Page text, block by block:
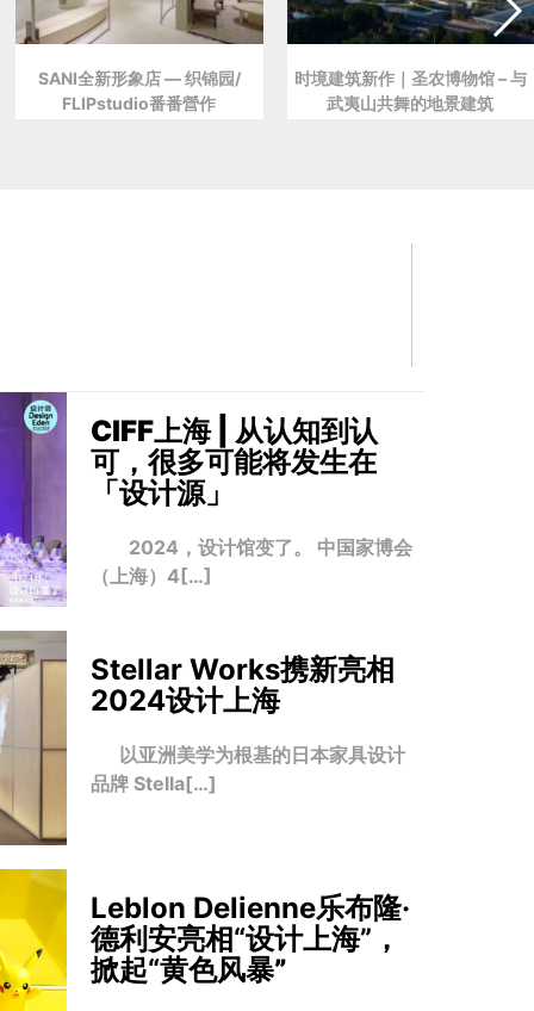
SANI全新形象店 — 织锦园/
FLIPstudio番番營作
时境建筑新作｜圣农博物馆 – 与
武夷山共舞的地景建筑
CIFF上海 | 从认知到认
可，很多可能将发生在
「设计源」
2024，设计馆变了。 中国家博会
（上海）4[…]
Stellar Works携新亮相
2024设计上海
以亚洲美学为根基的日本家具设计
品牌 Stella[…]
Leblon Delienne乐布隆·
德利安亮相“设计上海”，
掀起“黄色风暴”